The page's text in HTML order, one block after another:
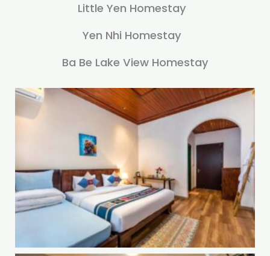
Little Yen Homestay
Yen Nhi Homestay
Ba Be Lake View Homestay